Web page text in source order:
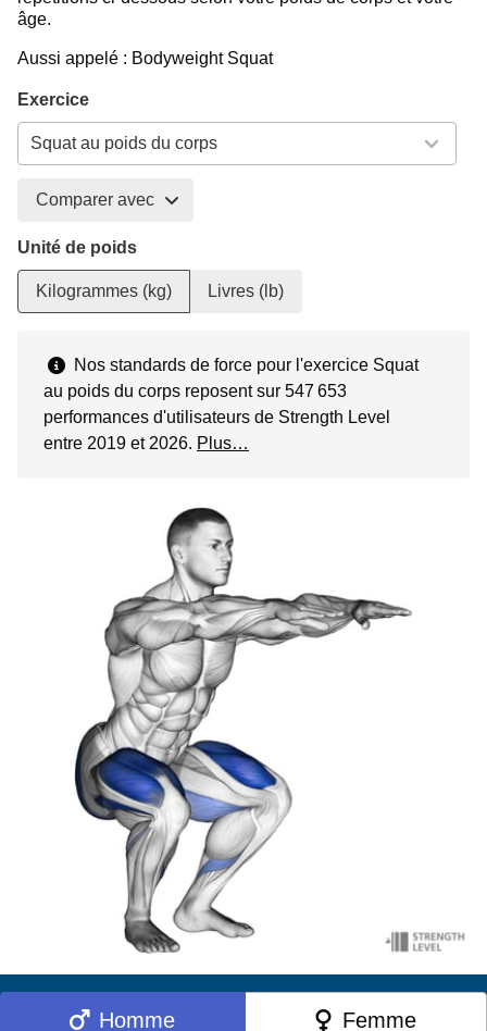
âge.
Aussi appelé : Bodyweight Squat
Exercice
Comparer avec
Unité de poids
Kilogrammes (kg) Livres (lb)
Nos standards de force pour l'exercice Squat
au poids du corps reposent sur 547 653
performances d'utilisateurs de Strength Level
entre 2019 et 2026. Plus…
Homme Femme